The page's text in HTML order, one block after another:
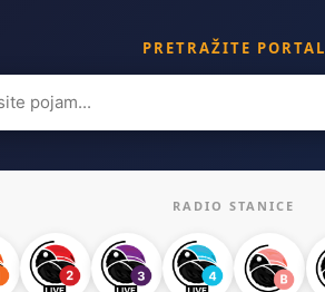
PRETRAŽITE PORTAL
RADIO STANICE